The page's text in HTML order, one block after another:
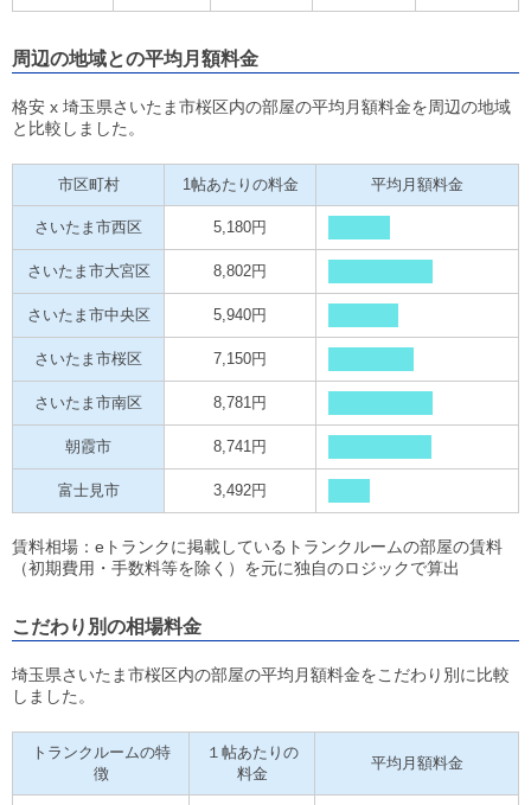
周辺の地域との平均月額料金
格安 x 埼玉県さいたま市桜区内の部屋の平均月額料金を周辺の地域
と比較しました。
市区町村 1帖あたりの料金 平均月額料金
さいたま市西区 5,180円
さいたま市大宮区 8,802円
さいたま市中央区 5,940円
さいたま市桜区 7,150円
さいたま市南区 8,781円
朝霞市 8,741円
富士見市 3,492円
賃料相場：eトランクに掲載しているトランクルームの部屋の賃料
（初期費用・手数料等を除く）を元に独自のロジックで算出
こだわり別の相場料金
埼玉県さいたま市桜区内の部屋の平均月額料金をこだわり別に比較
しました。
トランクルームの特
徴
１帖あたりの
料金
平均月額料金